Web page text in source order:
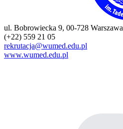
ul. Bobrowiecka 9, 00-728 Warszawa
(+22) 559 21 05
rekrutacja@wumed.edu.pl
www.wumed.edu.pl